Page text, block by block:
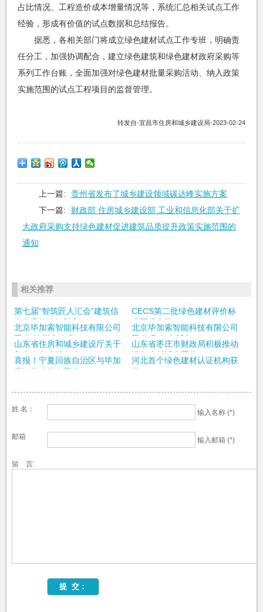
占比情况、工程造价成本增量情况等，系统汇总相关试点工作
经验，形成有价值的试点数据和总结报告。
据悉，各相关部门将成立绿色建材试点工作专班，明确责
任分工，加强协调配合，建立绿色建筑和绿色建材政府采购等
系列工作台账，全面加强对绿色建材批量采购活动、纳入政策
实施范围的试点工程项目的监督管理。
转发自-宜昌市住房和城乡建设局-2023-02-24
上一篇:
贵州省发布了城乡建设领域碳达峰实施方案
下一篇:
财政部 住房城乡建设部 工业和信息化部关于扩
大政府采购支持绿色建材促进建筑品质提升政策实施范围的
通知
相关推荐
第七届“智筑匠人汇会”建筑信
息化高峰论坛胜利...
CECS第二批绿色建材评价标
准正式实施
北京毕加索智能科技有限公司
受邀“泸州市政府...
北京毕加索智能科技有限公司
受邀“鄂尔多斯市...
山东省住房和城乡建设厅关于
印发山东省绿色建...
山东省枣庄市财政局积极推动
绿色建材试点工作
喜报！宁夏回族自治区与毕加
索智能科技有限公...
河北首个绿色建材认证机构获
批
姓 名： 输入名称 (*)
邮箱 输入邮箱 (*)
留 言: